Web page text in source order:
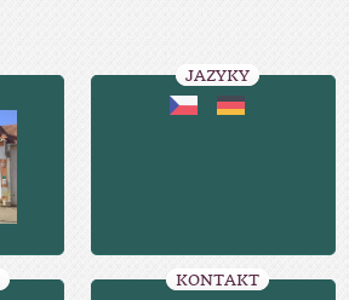
JAZYKY
KONTAKT